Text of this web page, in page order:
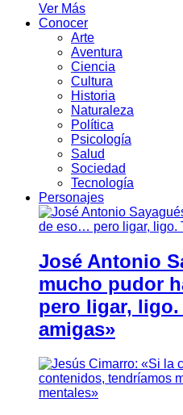
Ver Más
Conocer
Arte
Aventura
Ciencia
Cultura
Historia
Naturaleza
Política
Psicología
Salud
Sociedad
Tecnología
Personajes
José Antonio
mucho pudor
pero ligar,
amigas»